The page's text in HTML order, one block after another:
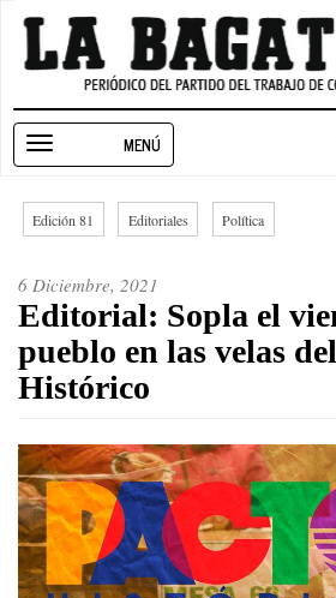
Pasar
contenido
navigation
Edición 81 Editoriales Política
6 Diciembre, 2021
Editorial: Sopla el
pueblo en las velas
Histórico